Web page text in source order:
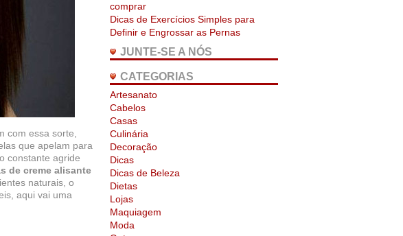
com essa sorte,
que apelam para
constante agride
de creme alisante
naturais, o
aqui vai uma
comprar
Dicas de Exercícios Simples para
Definir e Engrossar as Pernas
JUNTE-SE A NÓS
CATEGORIAS
Artesanato
Cabelos
Casas
Culinária
Decoração
Dicas
Dicas de Beleza
Dietas
Lojas
Maquiagem
Moda